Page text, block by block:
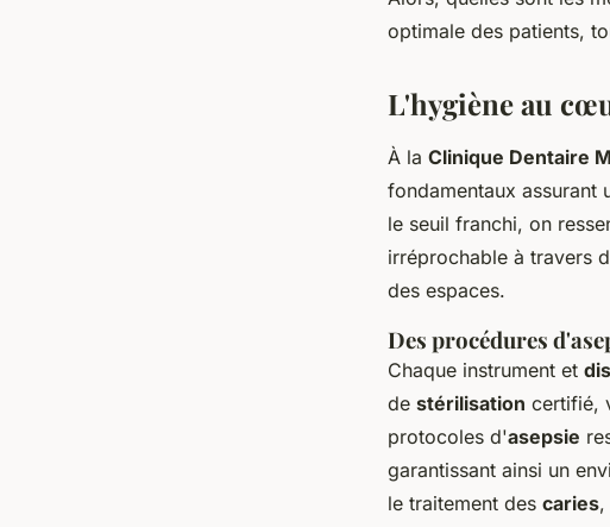
optimale des patients,
L'hygiène au
À la Clinique Dentaire
fondamentaux assurant
le seuil franchi, on
irréprochable à travers
des espaces.
Des procédures
Chaque instrument et
de stérilisation certifié,
protocoles d'asepsie
garantissant ainsi un
le traitement des caries,